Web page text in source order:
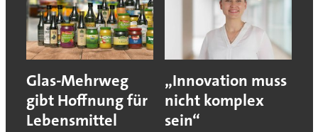
Glas-Mehrweg
gibt Hoffnung für
Lebensmittel
„Innovation muss
nicht komplex
sein“